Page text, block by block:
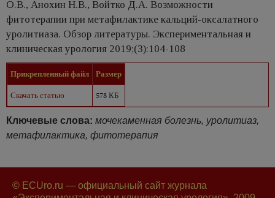
О.В., Анохин Н.В., Войтко Д.А. Возможности
фитотерапии при метафилактике кальций-оксалатного
уролитиаза. Обзор литературы. Экспериментальная и
клиническая урология 2019;(3):104-108
Прикрепленный файл
Размер
Скачать статью
578 КБ
Ключевые слова: мочекаменная болезнь, уролитиаз,
метафилактика, фитотерапия
© ECUro.ru — официальный сайт журнала